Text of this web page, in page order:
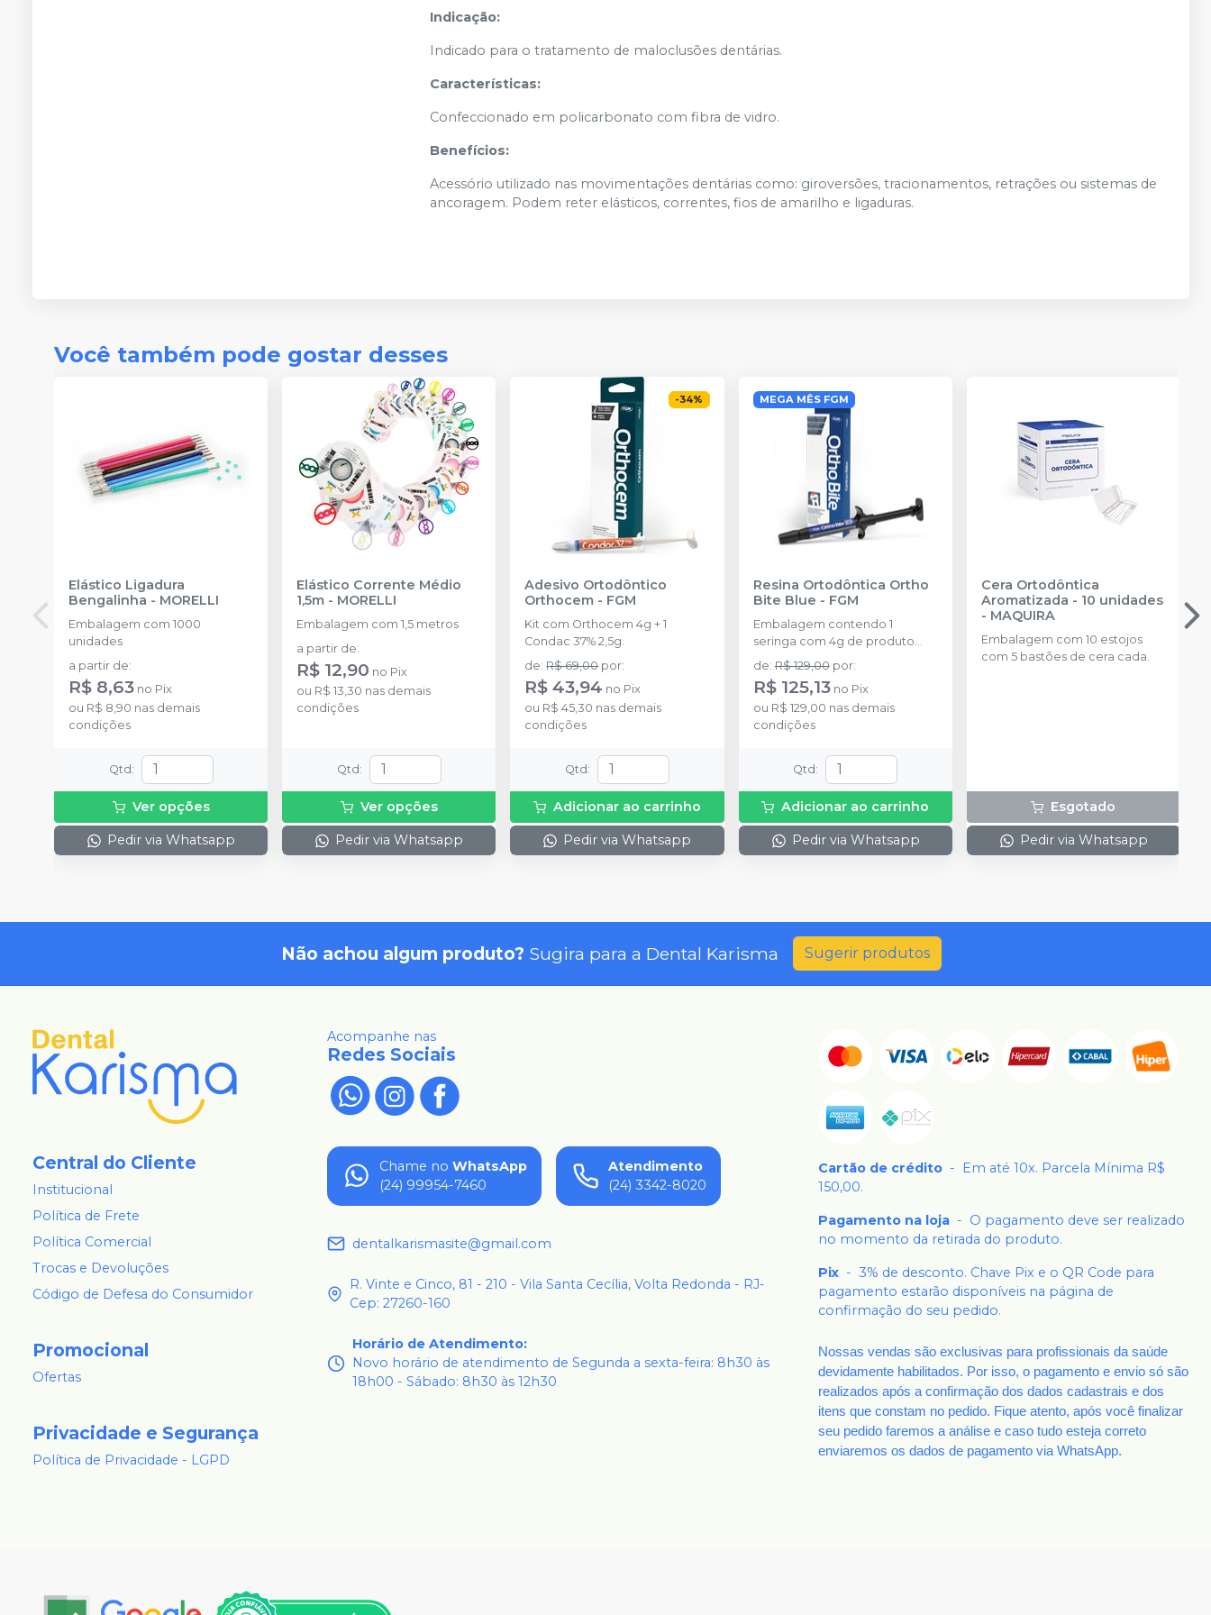
Indicação:
Indicado para o tratamento de maloclusões dentárias.
Características:
Confeccionado em policarbonato com fibra de vidro.
Benefícios:
Acessório utilizado nas movimentações dentárias como: giroversões, tracionamentos, retrações ou sistemas de
ancoragem. Podem reter elásticos, correntes, fios de amarilho e ligaduras.
Você também pode gostar desses
Elástico Ligadura
Bengalinha - MORELLI
Embalagem com 1000
unidades
a partir de:
R$ 8,63 no Pix
ou R$ 8,90 nas demais
condições
Qtd :
Ver opções
Pedir via Whatsapp
Elástico Corrente Médio
1,5m - MORELLI
Embalagem com 1,5 metros
a partir de:
R$ 12,90 no Pix
ou R$ 13,30 nas demais
condições
Qtd :
Ver opções
Pedir via Whatsapp
-34%
Adesivo Ortodôntico
Orthocem - FGM
Kit com Orthocem 4g + 1
Condac 37% 2,5g.
de:R$ 69,00 por:
R$ 43,94 no Pix
ou R$ 45,30 nas demais
condições
Qtd :
Adicionar ao carrinho
Pedir via Whatsapp
MEGA MÊS FGM
Resina Ortodôntica Ortho
Bite Blue - FGM
Embalagem contendo 1
seringa com 4g de produto
disponível na cor azul.
de:R$ 129,00 por:
R$ 125,13 no Pix
ou R$ 129,00 nas demais
condições
Qtd :
Adicionar ao carrinho
Pedir via Whatsapp
Cera Ortodôntica
Aromatizada - 10 unidades
- MAQUIRA
Embalagem com 10 estojos
com 5 bastões de cera cada.
Esgotado
Pedir via Whatsapp
Não achou algum produto? Sugira para a Dental Karisma Sugerir produtos
Central do Cliente
Institucional
Política de Frete
Política Comercial
Trocas e Devoluções
Código de Defesa do Consumidor
Promocional
Ofertas
Privacidade e Segurança
Política de Privacidade - LGPD
Acompanhe nas
Redes Sociais
Chame no WhatsApp
(24) 99954-7460
Atendimento
(24) 3342-8020
dentalkarismasite@gmail.com
R. Vinte e Cinco, 81 - 210 - Vila Santa Cecília, Volta Redonda - RJ-
Cep: 27260-160
Horário de Atendimento:
Novo horário de atendimento de Segunda a sexta-feira: 8h30 às
18h00 - Sábado: 8h30 às 12h30
Cartão de crédito -
Em até 10x. Parcela Mínima R$
150,00.
Pagamento na loja - O pagamento deve ser realizado
no momento da retirada do produto.
Pix - 3% de desconto. Chave Pix e o QR Code para
pagamento estarão disponíveis na página de
confirmação do seu pedido.
Nossas vendas são exclusivas para profissionais da saúde
devidamente habilitados. Por isso, o pagamento e envio só são
realizados após a confirmação dos dados cadastrais e dos
itens que constam no pedido. Fique atento, após você finalizar
seu pedido faremos a análise e caso tudo esteja correto
enviaremos os dados de pagamento via WhatsApp.